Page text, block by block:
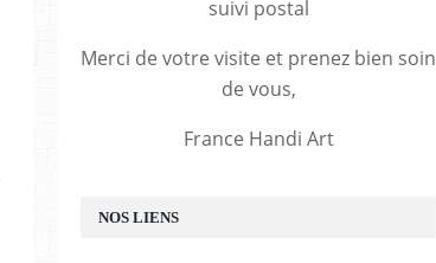
suivi postal
Merci de votre visite et prenez bien soin
de vous,
France Handi Art
NOS LIENS